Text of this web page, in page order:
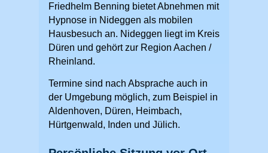
Friedhelm Benning bietet Abnehmen mit
Hypnose in Nideggen als mobilen
Hausbesuch an. Nideggen liegt im Kreis
Düren und gehört zur Region Aachen /
Rheinland.
Termine sind nach Absprache auch in
der Umgebung möglich, zum Beispiel in
Aldenhoven, Düren, Heimbach,
Hürtgenwald, Inden und Jülich.